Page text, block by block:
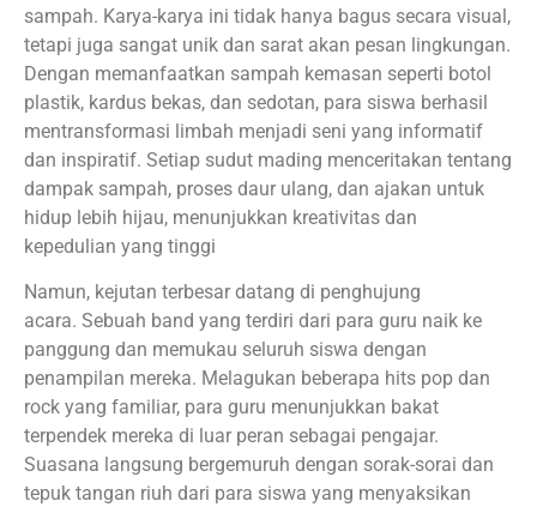
sampah. Karya-karya ini tidak hanya bagus secara visual,
tetapi juga sangat unik dan sarat akan pesan lingkungan.
Dengan memanfaatkan sampah kemasan seperti botol
plastik, kardus bekas, dan sedotan, para siswa berhasil
mentransformasi limbah menjadi seni yang informatif
dan inspiratif. Setiap sudut mading menceritakan tentang
dampak sampah, proses daur ulang, dan ajakan untuk
hidup lebih hijau, menunjukkan kreativitas dan
kepedulian yang tinggi
Namun, kejutan terbesar datang di penghujung
acara. Sebuah band yang terdiri dari para guru naik ke
panggung dan memukau seluruh siswa dengan
penampilan mereka. Melagukan beberapa hits pop dan
rock yang familiar, para guru menunjukkan bakat
terpendek mereka di luar peran sebagai pengajar.
Suasana langsung bergemuruh dengan sorak-sorai dan
tepuk tangan riuh dari para siswa yang menyaksikan